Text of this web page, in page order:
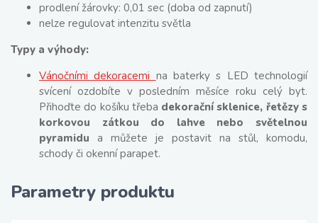
prodlení žárovky: 0,01 sec (doba od zapnutí)
nelze regulovat intenzitu světla
Typy a výhody:
Vánočními dekoracemi na baterky s LED technologií
svícení ozdobíte v posledním měsíce roku celý byt.
Přihoďte do košíku třeba dekorační sklenice, řetězy s
korkovou zátkou do lahve nebo světelnou
pyramidu a můžete je postavit na stůl, komodu,
schody či okenní parapet.
Parametry produktu